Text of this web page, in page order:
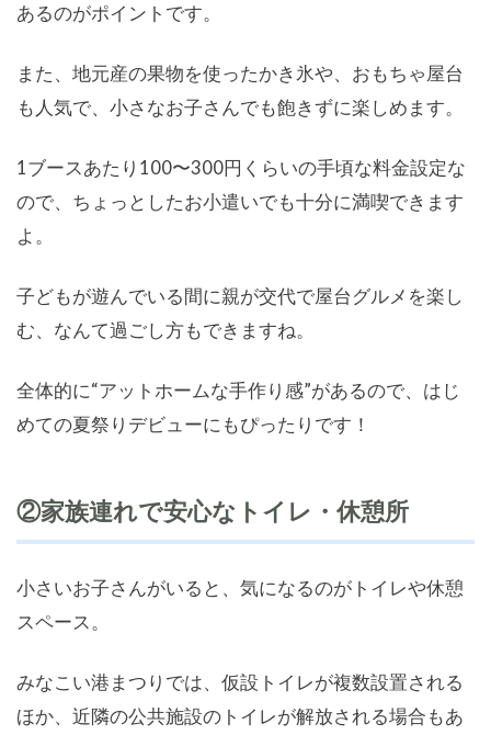
あるのがポイントです。
また、地元産の果物を使ったかき氷や、おもちゃ屋台
も人気で、小さなお子さんでも飽きずに楽しめます。
1ブースあたり100〜300円くらいの手頃な料金設定な
ので、ちょっとしたお小遣いでも十分に満喫できます
よ。
子どもが遊んでいる間に親が交代で屋台グルメを楽し
む、なんて過ごし方もできますね。
全体的に“アットホームな手作り感”があるので、はじ
めての夏祭りデビューにもぴったりです！
②家族連れで安心なトイレ・休憩所
小さいお子さんがいると、気になるのがトイレや休憩
スペース。
みなこい港まつりでは、仮設トイレが複数設置される
ほか、近隣の公共施設のトイレが解放される場合もあ